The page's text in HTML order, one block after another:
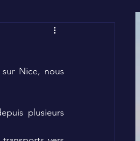
Nice, nous
plusieurs